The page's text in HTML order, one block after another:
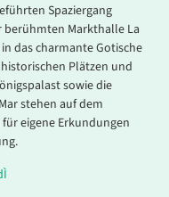
Spaziergang
berühmten Markthalle La
das charmante Gotische
Plätzen und
sowie die
stehen auf dem
eigene Erkundungen